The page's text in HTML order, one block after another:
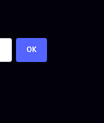
OK